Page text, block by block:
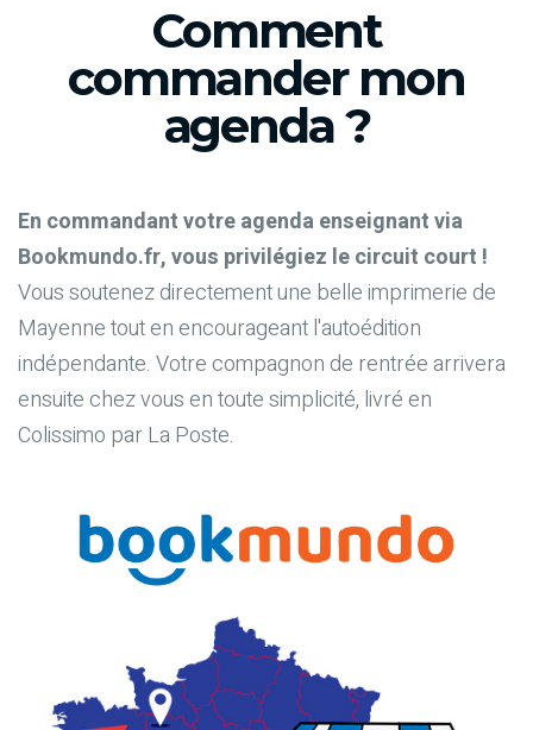
Comment
commander mon
agenda ?
En commandant votre agenda enseignant via
Bookmundo.fr, vous privilégiez le circuit court !
Vous soutenez directement une belle imprimerie de
Mayenne tout en encourageant l'autoédition
indépendante. Votre compagnon de rentrée arrivera
ensuite chez vous en toute simplicité, livré en
Colissimo par La Poste.